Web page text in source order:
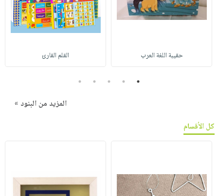
حقيبة اللغة العرب القلم القارئ
1
2
3
4
5
المزيد من البنود »
كل الأقسام